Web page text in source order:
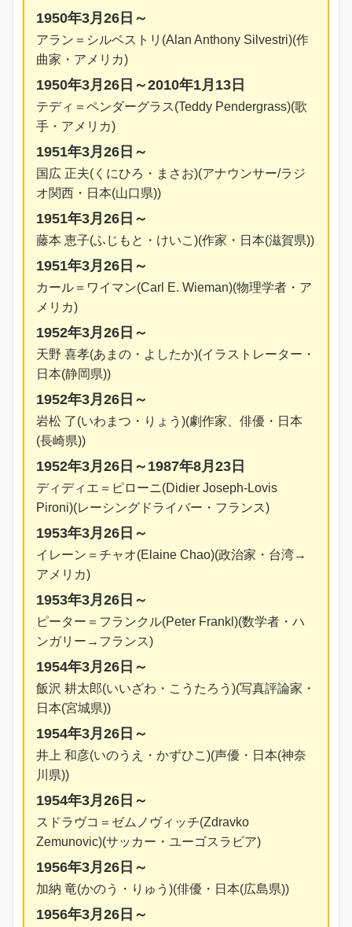
1950年3月26日～
アラン＝シルベストリ(Alan Anthony Silvestri)(作
曲家・アメリカ)
1950年3月26日～2010年1月13日
テディ＝ペンダーグラス(Teddy Pendergrass)(歌
手・アメリカ)
1951年3月26日～
国広 正夫(くにひろ・まさお)(アナウンサー/ラジ
オ関西・日本(山口県))
1951年3月26日～
藤本 恵子(ふじもと・けいこ)(作家・日本(滋賀県))
1951年3月26日～
カール＝ワイマン(Carl E. Wieman)(物理学者・ア
メリカ)
1952年3月26日～
天野 喜孝(あまの・よしたか)(イラストレーター・
日本(静岡県))
1952年3月26日～
岩松 了(いわまつ・りょう)(劇作家、俳優・日本
(長崎県))
1952年3月26日～1987年8月23日
ディディエ＝ピローニ(Didier Joseph-Lovis
Pironi)(レーシングドライバー・フランス)
1953年3月26日～
イレーン＝チャオ(Elaine Chao)(政治家・台湾→
アメリカ)
1953年3月26日～
ピーター＝フランクル(Peter Frankl)(数学者・ハ
ンガリー→フランス)
1954年3月26日～
飯沢 耕太郎(いいざわ・こうたろう)(写真評論家・
日本(宮城県))
1954年3月26日～
井上 和彦(いのうえ・かずひこ)(声優・日本(神奈
川県))
1954年3月26日～
スドラヴコ＝ゼムノヴィッチ(Zdravko
Zemunovic)(サッカー・ユーゴスラビア)
1956年3月26日～
加納 竜(かのう・りゅう)(俳優・日本(広島県))
1956年3月26日～